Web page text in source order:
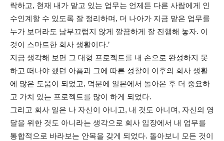
락하고, 현재 내가 맡고 있는 업무는 언제든 다른 사람에게 인
수인계할 수 있도록 잘 정리하며, 더 나아가 지금 맡은 업무를
누가 보더라도 남부끄럽지 않게 깔끔하게 잘 진행해 놓자. 이
것이 스마트한 회사 생활이다.’
지금 생각해 보면 그 대형 프로젝트를 내 손으로 완성하지 못
하고 떠나야 했던 아픔과 그에 따른 성찰이 이후의 회사 생활
에 많은 도움이 되었고, 덕분에 일본에서 돌아온 후 더 중요하
고 가치 있는 프로젝트를 많이 하게 되었다.
그리고 회사 일은 나 자신이 아니고, 내 것도 아니며, 자신의 영
달을 위한 것도 아니라는 생각으로 회사 입장에서 내 업무를
통합적으로 바라보는 안목을 갖게 되었다. 돌아보니 모든 것이